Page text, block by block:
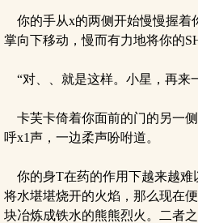
你的手从x的两侧开始慢慢握着
掌向下移动，慢而有力地将你的
“对、、就是这样。小星，再
卡芙卡倚着你面前的门的另一
呼x1声，一边柔声吩咐道。
你的身T在药的作用下越来越难
将水堪堪烧开的火焰，那么现在
块冶炼成铁水的熊熊烈火。二者